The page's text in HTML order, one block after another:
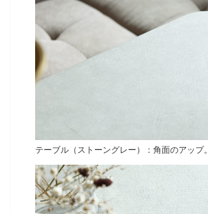
テーブル（ストーングレー）：角面のアップ。